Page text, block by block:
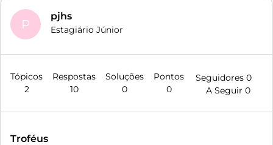
P
pjhs
Estagiário Júnior
Tópicos
2
Respostas
10
Soluções
0
Pontos
0
Seguidores 0
A Seguir 0
Troféus